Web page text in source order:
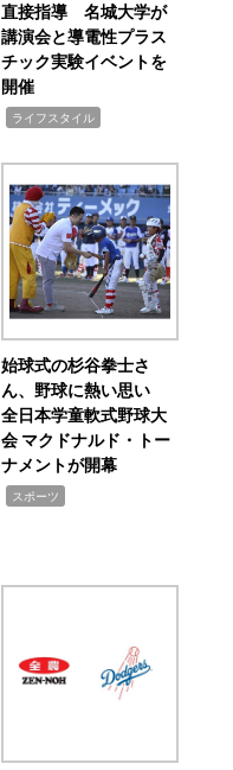
直接指導 名城大学が
講演会と導電性プラス
チック実験イベントを
開催
ライフスタイル
始球式の杉谷拳士さ
ん、野球に熱い思い
全日本学童軟式野球大
会 マクドナルド・トー
ナメントが開幕
スポーツ